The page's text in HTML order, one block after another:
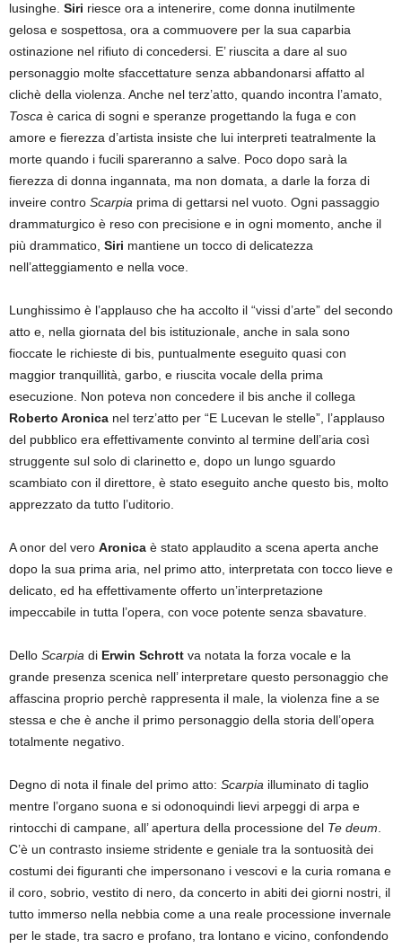
lusinghe. Siri riesce ora a intenerire, come donna inutilmente
gelosa e sospettosa, ora a commuovere per la sua caparbia
ostinazione nel rifiuto di concedersi. E’ riuscita a dare al suo
personaggio molte sfaccettature senza abbandonarsi affatto al
clichè della violenza. Anche nel terz’atto, quando incontra l’amato,
Tosca è carica di sogni e speranze progettando la fuga e con
amore e fierezza d’artista insiste che lui interpreti teatralmente la
morte quando i fucili spareranno a salve. Poco dopo sarà la
fierezza di donna ingannata, ma non domata, a darle la forza di
inveire contro Scarpia prima di gettarsi nel vuoto. Ogni passaggio
drammaturgico è reso con precisione e in ogni momento, anche il
più drammatico, Siri mantiene un tocco di delicatezza
nell’atteggiamento e nella voce.
Lunghissimo è l’applauso che ha accolto il “vissi d’arte” del secondo
atto e, nella giornata del bis istituzionale, anche in sala sono
fioccate le richieste di bis, puntualmente eseguito quasi con
maggior tranquillità, garbo, e riuscita vocale della prima
esecuzione. Non poteva non concedere il bis anche il collega
Roberto Aronica nel terz’atto per “E Lucevan le stelle”, l’applauso
del pubblico era effettivamente convinto al termine dell’aria così
struggente sul solo di clarinetto e, dopo un lungo sguardo
scambiato con il direttore, è stato eseguito anche questo bis, molto
apprezzato da tutto l’uditorio.
A onor del vero Aronica è stato applaudito a scena aperta anche
dopo la sua prima aria, nel primo atto, interpretata con tocco lieve e
delicato, ed ha effettivamente offerto un’interpretazione
impeccabile in tutta l’opera, con voce potente senza sbavature.
Dello Scarpia di Erwin Schrott va notata la forza vocale e la
grande presenza scenica nell’ interpretare questo personaggio che
affascina proprio perchè rappresenta il male, la violenza fine a se
stessa e che è anche il primo personaggio della storia dell’opera
totalmente negativo.
Degno di nota il finale del primo atto: Scarpia illuminato di taglio
mentre l’organo suona e si odonoquindi lievi arpeggi di arpa e
rintocchi di campane, all’ apertura della processione del Te deum.
C’è un contrasto insieme stridente e geniale tra la sontuosità dei
costumi dei figuranti che impersonano i vescovi e la curia romana e
il coro, sobrio, vestito di nero, da concerto in abiti dei giorni nostri, il
tutto immerso nella nebbia come a una reale processione invernale
per le stade, tra sacro e profano, tra lontano e vicino, confondendo